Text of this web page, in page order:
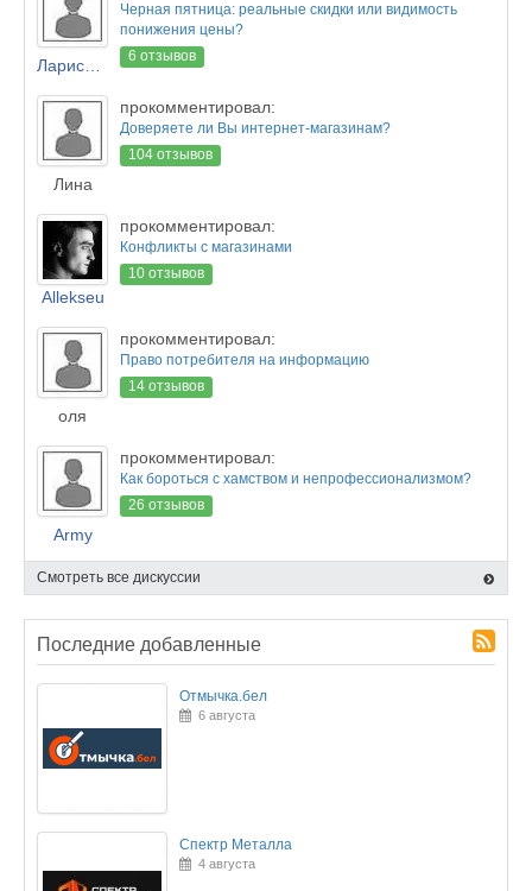
Черная пятница: реальные скидки или видимость
понижения цены?
6 отзывов
Лина
прокомментировал:
Доверяете ли Вы интернет-магазинам?
104 отзывов
Allekseu
прокомментировал:
Конфликты с магазинами
10 отзывов
оля
прокомментировал:
Право потребителя на информацию
14 отзывов
Army
прокомментировал:
Как бороться с хамством и непрофессионализмом?
26 отзывов
Смотреть все дискуссии
Последние добавленные
Отмычка.бел
6 августа
Спектр Металла
4 августа